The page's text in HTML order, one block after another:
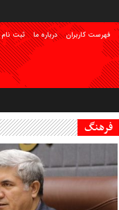
ثبت نام درباره ما فهرست کاربران
فرهنگ